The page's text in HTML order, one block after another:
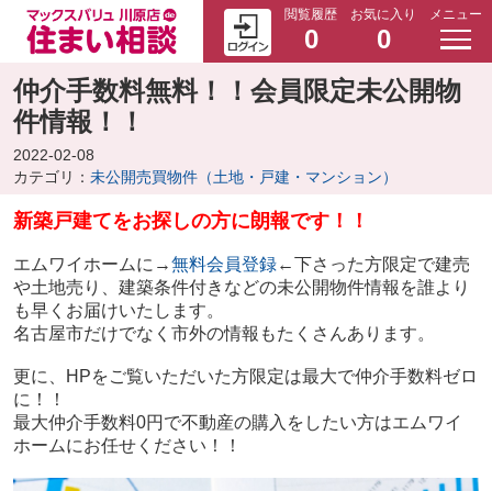
閲覧履歴
0
お気に入り
0
メニュー
仲介手数料無料！！会員限定未公開物
件情報！！
2022-02-08
カテゴリ： 未公開売買物件（土地・戸建・マンション）
新築戸建てをお探しの方に朗報です！！
エムワイホームに→無料会員登録←下さった方限定で建売
や土地売り、建築条件付きなどの未公開物件情報を誰より
も早くお届けいたします。
名古屋市だけでなく市外の情報もたくさんあります。
更に、HPをご覧いただいた方限定は最大で仲介手数料ゼロ
に！！
最大仲介手数料0円で不動産の購入をしたい方はエムワイ
ホームにお任せください！！